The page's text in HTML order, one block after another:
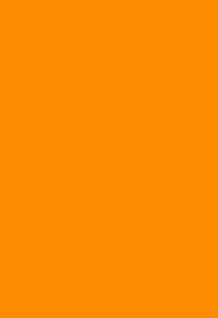
par les primes versées avant le 27 septembre
après 4 ans et avant les 8 ans du contrat : soit
à partir de 8 ans et après application d’un
pouvez demander l’application de l’impôt
fiscalité applicable à
années du contrat, tous les retraits effectués
de 4 600 € (célibataire) ou 9 200 €
est inférieure à 150 000 € (au 31
est supérieure à 150 000 € (au 31
pouvez demander l’application de l’impôt